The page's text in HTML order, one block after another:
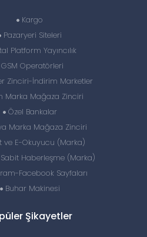
Kargo
Pazaryeri Siteleri
Platform Yayıncılık
GSM Operatörleri
Zinciri-İndirim Marketler
Marka Mağaza Zinciri
Özel Bankalar
Marka Mağaza Zinciri
ve E-Okuyucu (Marka)
Haberleşme (Marka)
Facebook Sayfaları
Buhar Makinesi
Şikayetler